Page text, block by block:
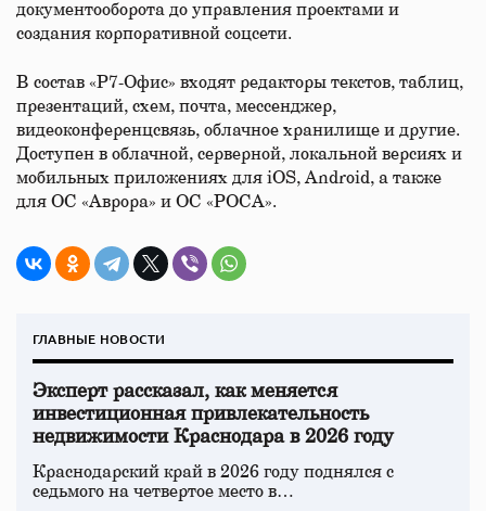
документооборота до управления проектами и
создания корпоративной соцсети.
В состав «Р7-Офис» входят редакторы текстов, таблиц,
презентаций, схем, почта, мессенджер,
видеоконференцсвязь, облачное хранилище и другие.
Доступен в облачной, серверной, локальной версиях и
мобильных приложениях для iOS, Android, а также
для ОС «Аврора» и ОС «РОСА».
ГЛАВНЫЕ НОВОСТИ
Эксперт рассказал, как меняется
инвестиционная привлекательность
недвижимости Краснодара в 2026 году
Краснодарский край в 2026 году поднялся с
седьмого на четвертое место в…